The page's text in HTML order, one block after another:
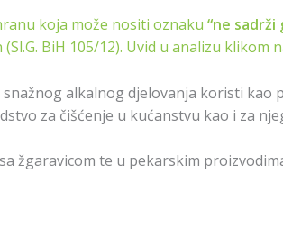
koja može nositi oznaku “ne sadrži
BiH 105/12). Uvid u analizu klikom
alkalnog djelovanja koristi
za čišćenje u kućanstvu kao i za
žgaravicom te u pekarskim